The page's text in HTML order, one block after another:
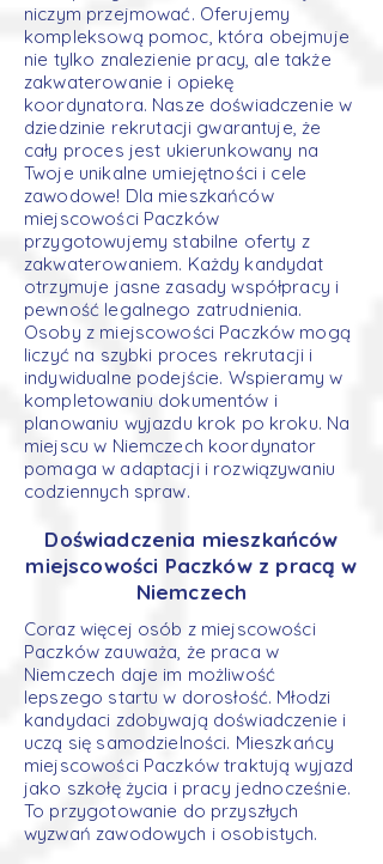
niczym przejmować. Oferujemy
kompleksową pomoc, która obejmuje
nie tylko znalezienie pracy, ale także
zakwaterowanie i opiekę
koordynatora. Nasze doświadczenie w
dziedzinie rekrutacji gwarantuje, że
cały proces jest ukierunkowany na
Twoje unikalne umiejętności i cele
zawodowe! Dla mieszkańców
miejscowości Paczków
przygotowujemy stabilne oferty z
zakwaterowaniem. Każdy kandydat
otrzymuje jasne zasady współpracy i
pewność legalnego zatrudnienia.
Osoby z miejscowości Paczków mogą
liczyć na szybki proces rekrutacji i
indywidualne podejście. Wspieramy w
kompletowaniu dokumentów i
planowaniu wyjazdu krok po kroku. Na
miejscu w Niemczech koordynator
pomaga w adaptacji i rozwiązywaniu
codziennych spraw.
Doświadczenia mieszkańców
miejscowości Paczków z pracą w
Niemczech
Coraz więcej osób z miejscowości
Paczków zauważa, że praca w
Niemczech daje im możliwość
lepszego startu w dorosłość. Młodzi
kandydaci zdobywają doświadczenie i
uczą się samodzielności. Mieszkańcy
miejscowości Paczków traktują wyjazd
jako szkołę życia i pracy jednocześnie.
To przygotowanie do przyszłych
wyzwań zawodowych i osobistych.